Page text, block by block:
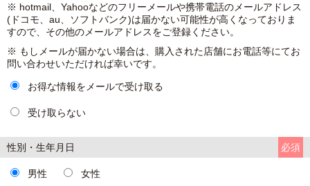
※ hotmail、Yahooなどのフリーメールや携帯電話のメールアドレス
(ドコモ、au、ソフトバンク)は届かない可能性が高くなっておりま
すので、その他のメールアドレスをご登録ください。
※ もしメールが届かない場合は、購入された店舗にお電話等にてお
問い合わせいただければ幸いです。
お得な情報をメールで受け取る
受け取らない
性別・生年月日 必須
男性 女性